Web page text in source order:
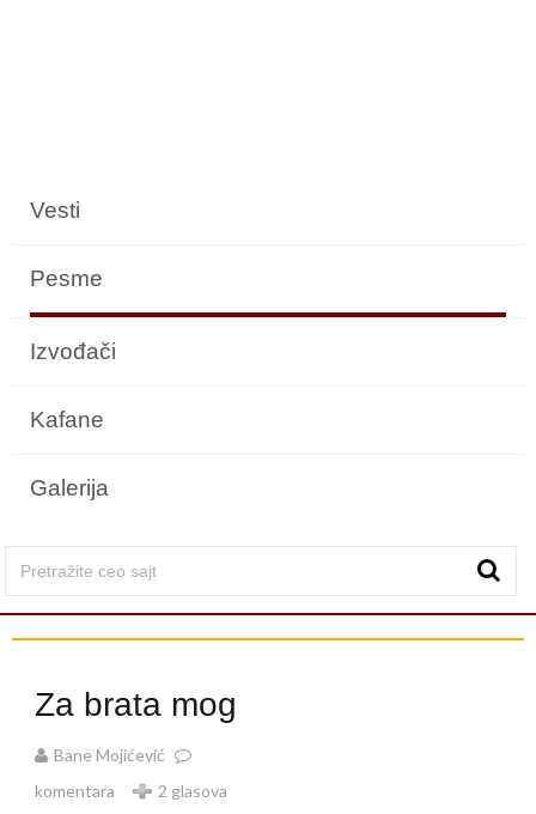
Vesti
Pesme
Izvođači
Kafane
Galerija
Za brata mog
Bane Mojićević
komentara
2 glasova